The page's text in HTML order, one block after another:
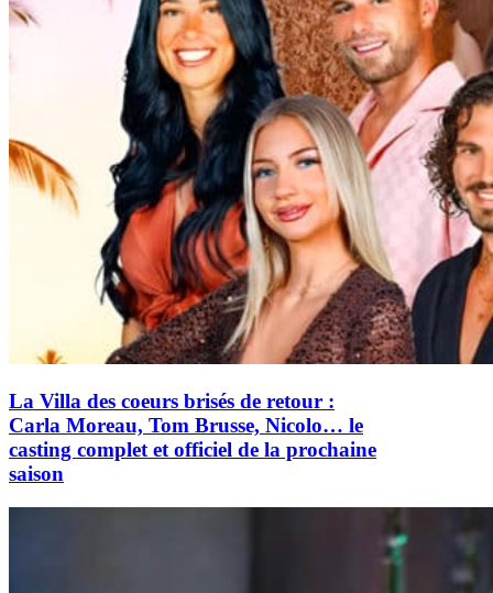
La Villa des coeurs brisés de retour :
Carla Moreau, Tom Brusse, Nicolo… le
casting complet et officiel de la prochaine
saison